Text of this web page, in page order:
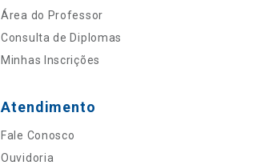
Área do Professor
Consulta de Diplomas
Minhas Inscrições
Atendimento
Fale Conosco
Ouvidoria